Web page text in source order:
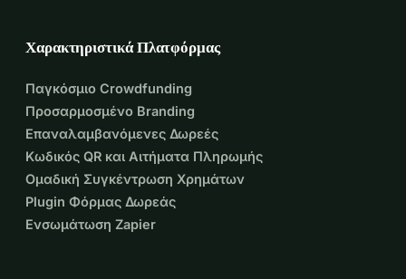
Χαρακτηριστικά Πλατφόρμας
Παγκόσμιο Crowdfunding
Προσαρμοσμένο Branding
Επαναλαμβανόμενες Δωρεές
Κωδικός QR και Αιτήματα Πληρωμής
Ομαδική Συγκέντρωση Χρημάτων
Plugin Φόρμας Δωρεάς
Ενσωμάτωση Zapier